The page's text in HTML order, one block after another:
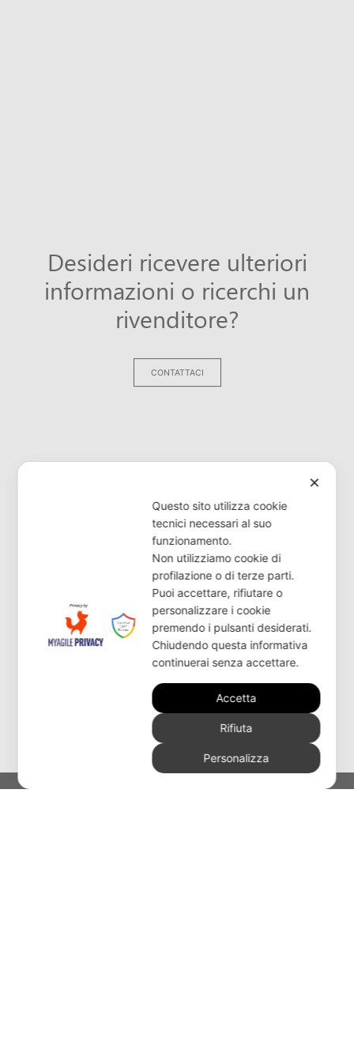
Desideri ricevere ulteriori
informazioni o ricerchi un
rivenditore?
CONTATTACI
✕
Questo sito utilizza cookie
tecnici necessari al suo
funzionamento.
Non utilizziamo cookie di
profilazione o di terze parti.
Puoi accettare, rifiutare o
personalizzare i cookie
premendo i pulsanti desiderati.
Chiudendo questa informativa
continuerai senza accettare.
Accetta
Rifiuta
Personalizza